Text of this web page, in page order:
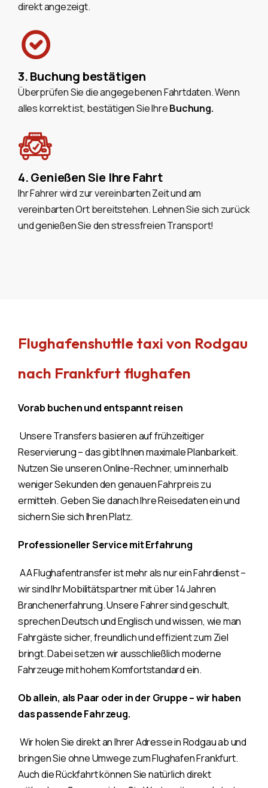
direkt angezeigt.
3. Buchung bestätigen
Überprüfen Sie die angegebenen Fahrtdaten. Wenn
alles korrekt ist, bestätigen Sie IhreBuchung.
4. Genießen Sie Ihre Fahrt
Ihr Fahrer wird zur vereinbarten Zeit und am
vereinbarten Ort bereitstehen. Lehnen Sie sich zurück
und genießen Sie den stressfreien Transport!
Flughafenshuttle taxi von Rodgau
nach Frankfurt flughafen
Vorab buchen und entspannt reisen
Unsere Transfers basieren auf frühzeitiger
Reservierung – das gibt Ihnen maximale Planbarkeit.
Nutzen Sie unseren Online-Rechner, um innerhalb
weniger Sekunden den genauen Fahrpreis zu
ermitteln. Geben Sie danach Ihre Reisedaten ein und
sichern Sie sich Ihren Platz.
Professioneller Service mit Erfahrung
AA Flughafentransfer ist mehr als nur ein Fahrdienst –
wir sind Ihr Mobilitätspartner mit über 14 Jahren
Branchenerfahrung. Unsere Fahrer sind geschult,
sprechen Deutsch und Englisch und wissen, wie man
Fahrgäste sicher, freundlich und effizient zum Ziel
bringt. Dabei setzen wir ausschließlich moderne
Fahrzeuge mit hohem Komfortstandard ein.
Ob allein, als Paar oder in der Gruppe – wir haben
das passende Fahrzeug.
Wir holen Sie direkt an Ihrer Adresse in Rodgau ab und
bringen Sie ohne Umwege zum Flughafen Frankfurt.
Auch die Rückfahrt können Sie natürlich direkt